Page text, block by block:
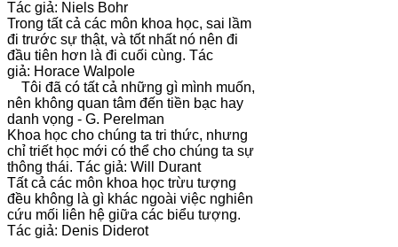
Tác giả: Niels Bohr
Trong tất cả các môn khoa học, sai lầm
đi trước sự thật, và tốt nhất nó nên đi
đầu tiên hơn là đi cuối cùng. Tác
giả: Horace Walpole
Tôi đã có tất cả những gì mình muốn,
nên không quan tâm đến tiền bạc hay
danh vọng - G. Perelman
Khoa học cho chúng ta tri thức, nhưng
chỉ triết học mới có thể cho chúng ta sự
thông thái. Tác giả: Will Durant
Tất cả các môn khoa học trừu tượng
đều không là gì khác ngoài việc nghiên
cứu mối liên hệ giữa các biểu tượng.
Tác giả: Denis Diderot